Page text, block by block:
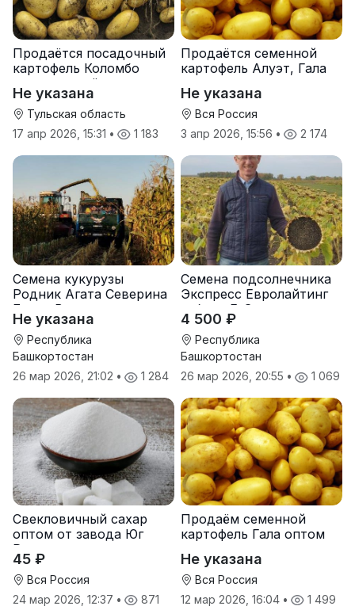
Продаётся посадочный
картофель Коломбо
оптом от трёх тонн
Не указана
Тульская область
17 апр 2026, 15:31 • 1 183
Продаётся семенной
картофель Алуэт, Гала
Не указана
Вся Россия
3 апр 2026, 15:56 • 2 174
Семена кукурузы
Родник Агата Северина
Берта Вилора
Прохладненский Дарина
Росс Машук Катерина
Не указана
Республика
Башкортостан
26 мар 2026, 21:02 • 1 284
Семена подсолнечника
Экспресс Евролайтинг
гибрид F-G+
4 500 ₽
Республика
Башкортостан
26 мар 2026, 20:55 • 1 069
Свекловичный сахар
оптом от завода Юг
Руси
45 ₽
Вся Россия
24 мар 2026, 12:37 • 871
Продаём семенной
картофель Гала оптом
Не указана
Вся Россия
12 мар 2026, 16:04 • 1 499